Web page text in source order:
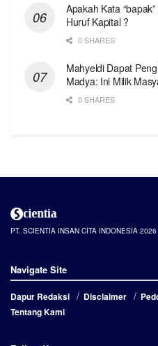
Apakah Kata
Huruf Kapital ?
0 SHARES
Mahyeldi Dapat
Madya: Ini Milik
0 SHARES
PT. SCIENTIA INSAN CITA INDONESIA 2026
Navigate Site
Dapur Redaksi Disclaimer
Tentang Kami